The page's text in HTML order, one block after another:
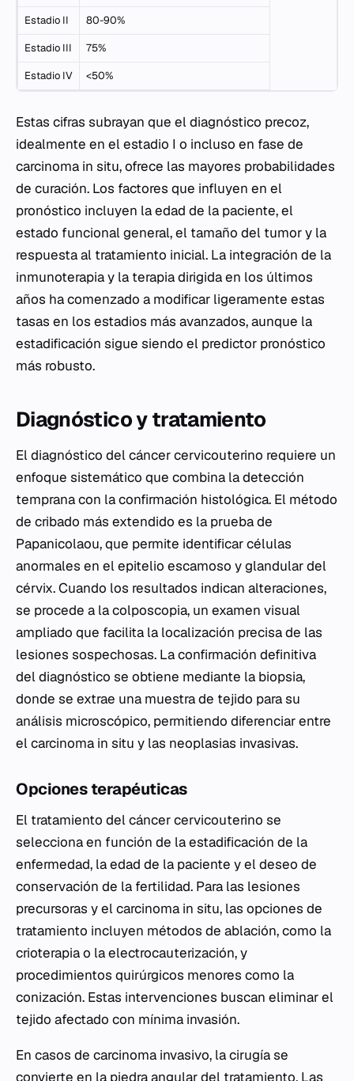
Estadio II 80-90%
Estadio III 75%
Estadio IV <50%
Estas cifras subrayan que el diagnóstico precoz,
idealmente en el estadio I o incluso en fase de
carcinoma in situ, ofrece las mayores probabilidades
de curación. Los factores que influyen en el
pronóstico incluyen la edad de la paciente, el
estado funcional general, el tamaño del tumor y la
respuesta al tratamiento inicial. La integración de la
inmunoterapia y la terapia dirigida en los últimos
años ha comenzado a modificar ligeramente estas
tasas en los estadios más avanzados, aunque la
estadificación sigue siendo el predictor pronóstico
más robusto.
Diagnóstico y tratamiento
El diagnóstico del cáncer cervicouterino requiere un
enfoque sistemático que combina la detección
temprana con la confirmación histológica. El método
de cribado más extendido es la prueba de
Papanicolaou, que permite identificar células
anormales en el epitelio escamoso y glandular del
cérvix. Cuando los resultados indican alteraciones,
se procede a la colposcopia, un examen visual
ampliado que facilita la localización precisa de las
lesiones sospechosas. La confirmación definitiva
del diagnóstico se obtiene mediante la biopsia,
donde se extrae una muestra de tejido para su
análisis microscópico, permitiendo diferenciar entre
el carcinoma in situ y las neoplasias invasivas.
Opciones terapéuticas
El tratamiento del cáncer cervicouterino se
selecciona en función de la estadificación de la
enfermedad, la edad de la paciente y el deseo de
conservación de la fertilidad. Para las lesiones
precursoras y el carcinoma in situ, las opciones de
tratamiento incluyen métodos de ablación, como la
crioterapia o la electrocauterización, y
procedimientos quirúrgicos menores como la
conización. Estas intervenciones buscan eliminar el
tejido afectado con mínima invasión.
En casos de carcinoma invasivo, la cirugía se
convierte en la piedra angular del tratamiento. Las